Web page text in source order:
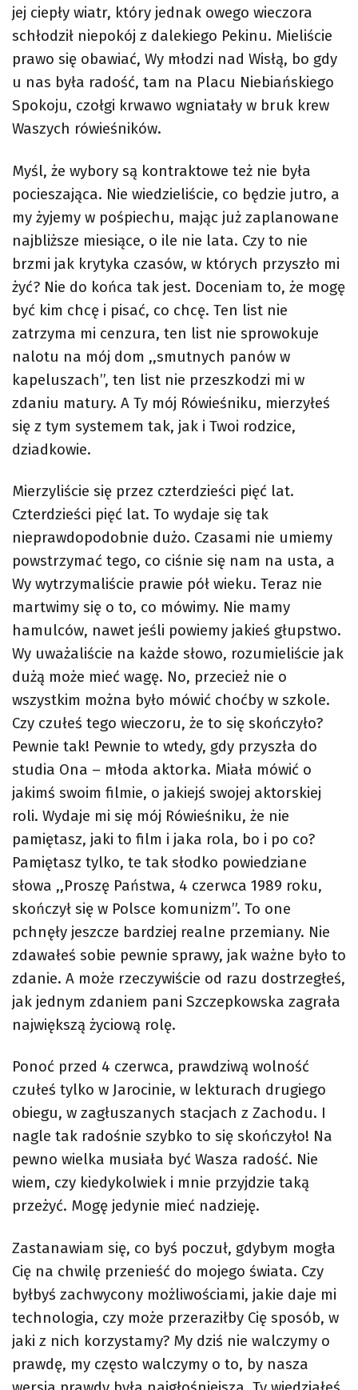
jej ciepły wiatr, który jednak owego wieczora
schłodził niepokój z dalekiego Pekinu. Mieliście
prawo się obawiać, Wy młodzi nad Wisłą, bo gdy
u nas była radość, tam na Placu Niebiańskiego
Spokoju, czołgi krwawo wgniatały w bruk krew
Waszych rówieśników.
Myśl, że wybory są kontraktowe też nie była
pocieszająca. Nie wiedzieliście, co będzie jutro, a
my żyjemy w pośpiechu, mając już zaplanowane
najbliższe miesiące, o ile nie lata. Czy to nie
brzmi jak krytyka czasów, w których przyszło mi
żyć? Nie do końca tak jest. Doceniam to, że mogę
być kim chcę i pisać, co chcę. Ten list nie
zatrzyma mi cenzura, ten list nie sprowokuje
nalotu na mój dom ,,smutnych panów w
kapeluszach’’, ten list nie przeszkodzi mi w
zdaniu matury. A Ty mój Rówieśniku, mierzyłeś
się z tym systemem tak, jak i Twoi rodzice,
dziadkowie.
Mierzyliście się przez czterdzieści pięć lat.
Czterdzieści pięć lat. To wydaje się tak
nieprawdopodobnie dużo. Czasami nie umiemy
powstrzymać tego, co ciśnie się nam na usta, a
Wy wytrzymaliście prawie pół wieku. Teraz nie
martwimy się o to, co mówimy. Nie mamy
hamulców, nawet jeśli powiemy jakieś głupstwo.
Wy uważaliście na każde słowo, rozumieliście jak
dużą może mieć wagę. No, przecież nie o
wszystkim można było mówić choćby w szkole.
Czy czułeś tego wieczoru, że to się skończyło?
Pewnie tak! Pewnie to wtedy, gdy przyszła do
studia Ona – młoda aktorka. Miała mówić o
jakimś swoim filmie, o jakiejś swojej aktorskiej
roli. Wydaje mi się mój Rówieśniku, że nie
pamiętasz, jaki to film i jaka rola, bo i po co?
Pamiętasz tylko, te tak słodko powiedziane
słowa ,,Proszę Państwa, 4 czerwca 1989 roku,
skończył się w Polsce komunizm”. To one
pchnęły jeszcze bardziej realne przemiany. Nie
zdawałeś sobie pewnie sprawy, jak ważne było to
zdanie. A może rzeczywiście od razu dostrzegłeś,
jak jednym zdaniem pani Szczepkowska zagrała
największą życiową rolę.
Ponoć przed 4 czerwca, prawdziwą wolność
czułeś tylko w Jarocinie, w lekturach drugiego
obiegu, w zagłuszanych stacjach z Zachodu. I
nagle tak radośnie szybko to się skończyło! Na
pewno wielka musiała być Wasza radość. Nie
wiem, czy kiedykolwiek i mnie przyjdzie taką
przeżyć. Mogę jedynie mieć nadzieję.
Zastanawiam się, co byś poczuł, gdybym mogła
Cię na chwilę przenieść do mojego świata. Czy
byłbyś zachwycony możliwościami, jakie daje mi
technologia, czy może przeraziłby Cię sposób, w
jaki z nich korzystamy? My dziś nie walczymy o
prawdę, my często walczymy o to, by nasza